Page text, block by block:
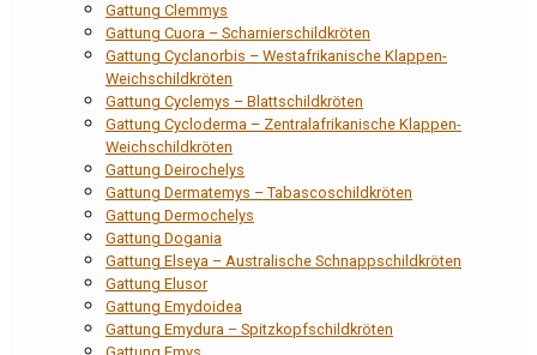
Gattung Clemmys
Gattung Cuora – Scharnierschildkröten
Gattung Cyclanorbis – Westafrikanische Klappen-
Weichschildkröten
Gattung Cyclemys – Blattschildkröten
Gattung Cycloderma – Zentralafrikanische Klappen-
Weichschildkröten
Gattung Deirochelys
Gattung Dermatemys – Tabascoschildkröten
Gattung Dermochelys
Gattung Dogania
Gattung Elseya – Australische Schnappschildkröten
Gattung Elusor
Gattung Emydoidea
Gattung Emydura – Spitzkopfschildkröten